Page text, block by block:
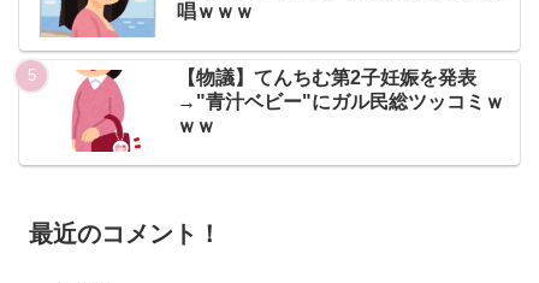
唱ｗｗｗ
【物議】てんちむ第2子妊娠を発表
→"青汁ベビー"にガル民総ツッコミｗ
ｗｗ
最近のコメント！